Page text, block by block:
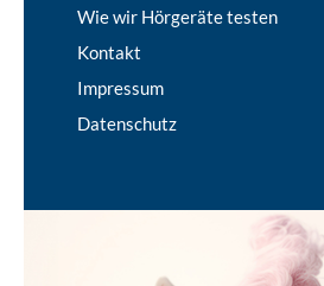
Wie wir Hörgeräte testen
Kontakt
Impressum
Datenschutz